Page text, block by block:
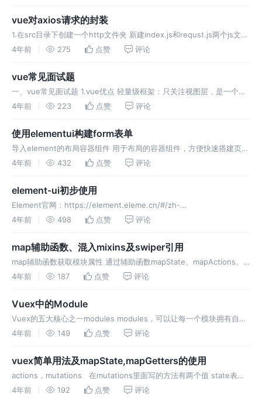
vue对axios请求的封装
1.在src目录下创建一个http文件夹 新建index.js和requst.js两个js文件
index.js中封装请求接口的的方法，代码如下： requst.js文件封装调用
4年前 275 点赞 评论
vue常见面试题
一、vue常见面试题 1.vue优点 轻量级框架：只关注视图层，是一个构
建数据的视图集合，大小只有几十kb； 简单易学：国人开发，中文文
4年前 223 点赞 评论
使用elementui构建form表单
导入element的布局容器组件 用于布局的容器组件，方便快速搭建页面
的基本结构： el-container：外层容器。当子元素中包含 el-header
4年前 432 点赞 评论
element-ui初步使用
Element官网：https://element.eleme.cn/#/zh-
CN/component/form 操作步骤： 第一步： 命令窗口中在项目地址
4年前 498 点赞 评论
map辅助函数、混入mixins及swiper引用
map辅助函数获取模块属性 通过辅助函数mapState、mapActions、
mapMutations，把vuex.store中的属性映射到vue实例身上，这样在
4年前 187 点赞 评论
Vuex中的Module
Vuex的五大核心之一modules modules，可以让每一个模块拥有自己
的state、mutation、action、getters，使得结构非常清晰，方便管
4年前 149 点赞 评论
vuex简单用法及mapState,mapGetters的使用
actions，mutations 在mutations里面写的方法有两个值 state表示
自身的共享参数，payload表示从组件中接收过来的参数*
4年前 192 点赞 评论